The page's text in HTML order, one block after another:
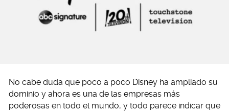
No cabe duda que poco a poco Disney ha ampliado su
dominio y ahora es una de las empresas más
poderosas en todo el mundo, y todo parece indicar que